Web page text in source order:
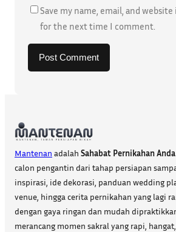
Save my name, email, and
for the next time I comment.
Mantenan adalah Sahabat Pernikahan Anda
calon pengantin dari tahap persiapan
inspirasi, ide dekorasi, panduan wedding
venue, hingga cerita pernikahan yang lagi
dengan gaya ringan dan mudah
merancang momen sakral yang rapi,